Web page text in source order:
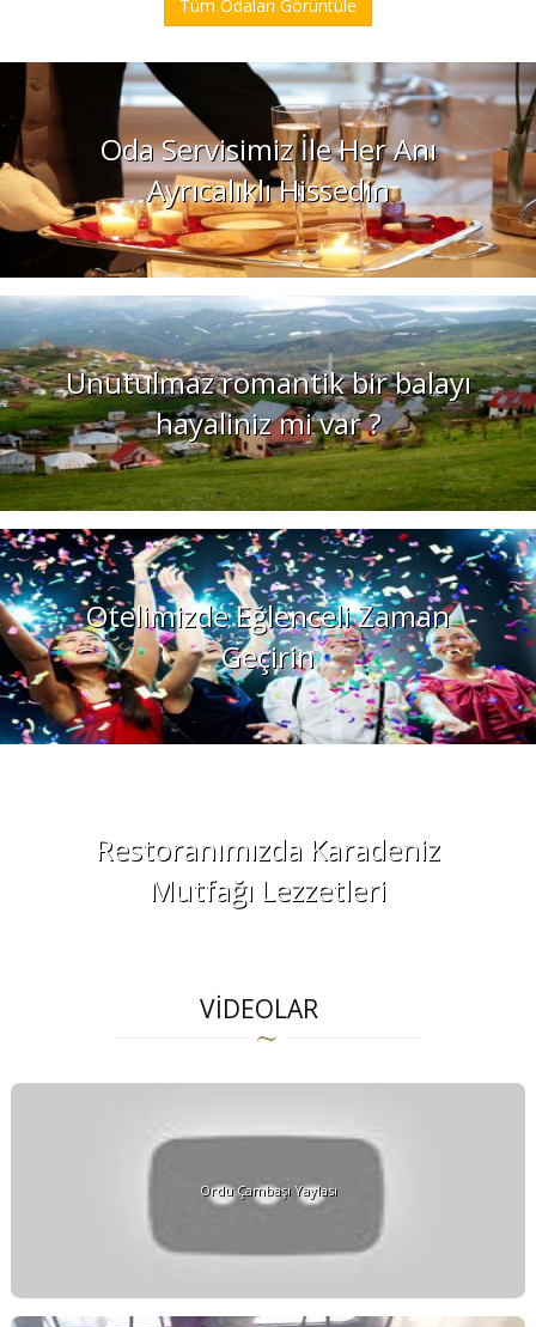
Tüm Odaları Görüntüle
Oda Servisimiz İle Her Anı
Ayrıcalıklı Hissedin
Unutulmaz romantik bir balayı
hayaliniz mi var ?
Otelimizde Eğlenceli Zaman
Geçirin
Restoranımızda Karadeniz
Mutfağı Lezzetleri
VİDEOLAR
Ordu Çambaşı Yaylası